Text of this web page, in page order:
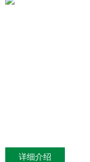
详细介绍